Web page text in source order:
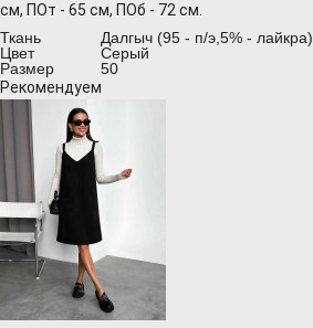
см, ПОт - 65 см, ПОб - 72 см.
Ткань
Далгыч (95 - п/э,5% - лайкра)
Цвет
Серый
Размер
50
Рекомендуем